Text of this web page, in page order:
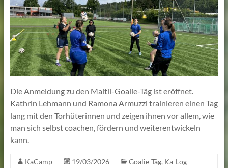
Die Anmeldung zu den Maitli-Goalie-Täg ist eröffnet.
Kathrin Lehmann und Ramona Armuzzi trainieren einen Tag
lang mit den Torhüterinnen und zeigen ihnen vor allem, wie
man sich selbst coachen, fördern und weiterentwickeln
kann.
KaCamp 19/03/2026 Goalie-Täg, Ka-Log